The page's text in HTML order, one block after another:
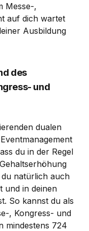
Messe-,
auf dich wartet
Ausbildung
des
und
dualen
du in der Regel
natürlich auch
und in deinen
So kannst du als
, Kongress- und
mindestens 724